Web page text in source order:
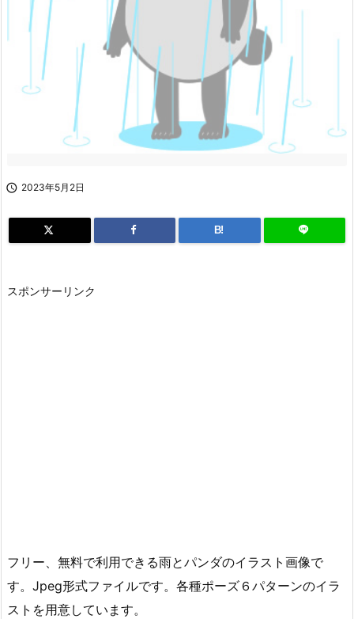
 2023年5月2日
B!
スポンサーリンク
フリー、無料で利用できる雨とパンダのイラスト画像で
す。Jpeg形式ファイルです。各種ポーズ６パターンのイラ
ストを用意しています。